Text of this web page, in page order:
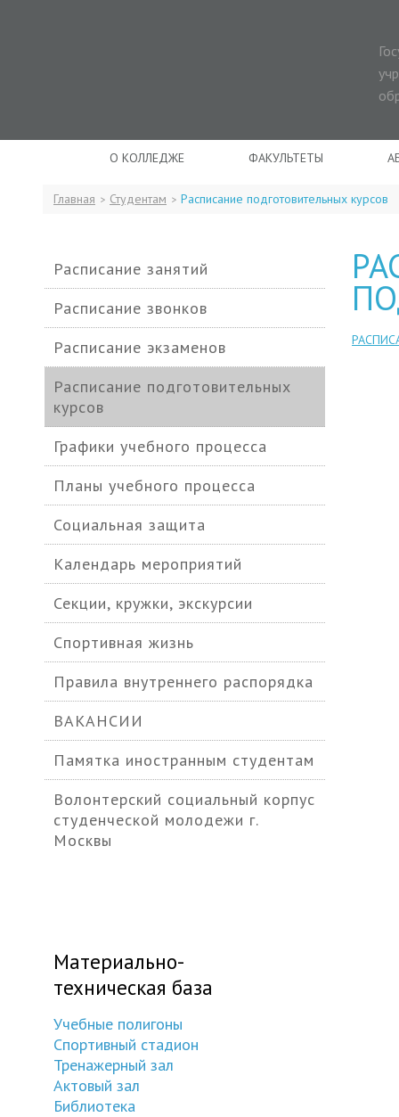
О КОЛЛЕДЖЕ ФАКУЛЬТЕТЫ
Главная > Студентам > Расписание подготовительных курсов
Расписание занятий
Расписание звонков
Расписание экзаменов
Расписание подготовительных
курсов
Графики учебного процесса
Планы учебного процесса
Социальная защита
Календарь мероприятий
Секции, кружки, экскурсии
Спортивная жизнь
Правила внутреннего распорядка
ВАКАНСИИ
Памятка иностранным студентам
Волонтерский социальный корпус
студенческой молодежи г.
Москвы
Материально-
техническая база
Учебные полигоны
Спортивный стадион
Тренажерный зал
Актовый зал
Библиотека